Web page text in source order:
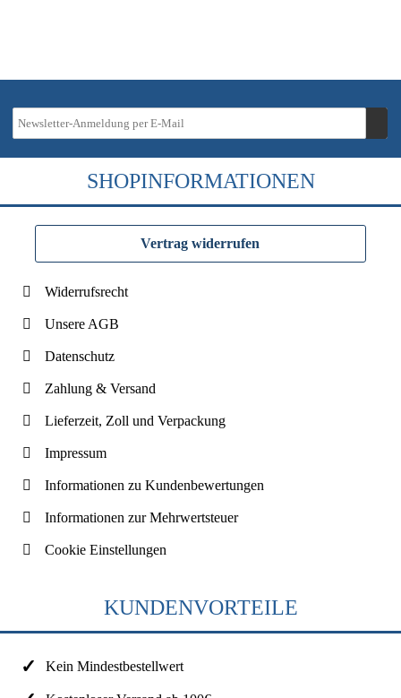
SHOPINFORMATIONEN
Vertrag widerrufen
Widerrufsrecht
Unsere AGB
Datenschutz
Zahlung & Versand
Lieferzeit, Zoll und Verpackung
Impressum
Informationen zu Kundenbewertungen
Informationen zur Mehrwertsteuer
Cookie Einstellungen
KUNDENVORTEILE
Kein Mindestbestellwert